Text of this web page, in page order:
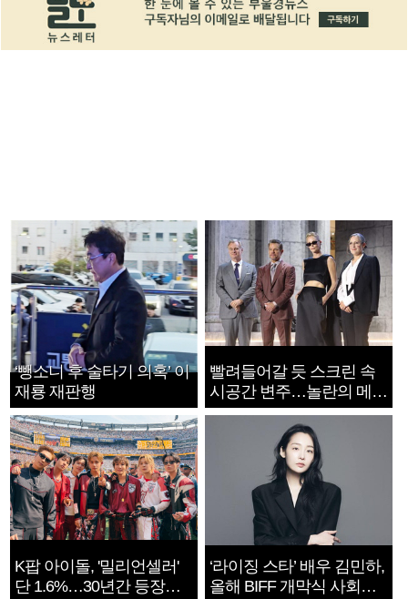
‘뺑소니 후 술타기 의혹’ 이
재룡 재판행
빨려들어갈 듯 스크린 속
시공간 변주…놀란의 메시
지는 ‘전쟁 속죄’
K팝 아이돌, '밀리언셀러'
단 1.6%…30년간 등장
‘라이징 스타’ 배우 김민하,
올해 BIFF 개막식 사회자